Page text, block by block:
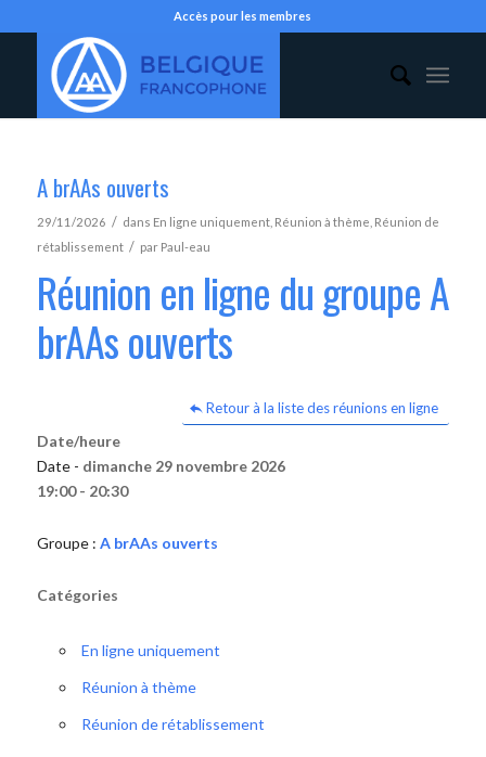
Accès pour les membres
A brAAs ouverts
29/11/2026 / dans En ligne uniquement, Réunion à thème Réunion de
rétablissement / par Paul-eau
Réunion en ligne du groupe A
brAAs ouverts
Retour à la liste des réunions en ligne
Date/heure
Date - dimanche 29 novembre 2026
19:00 - 20:30
Groupe : A brAAs ouverts
Catégories
En ligne uniquement
Réunion à thème
Réunion de rétablissement